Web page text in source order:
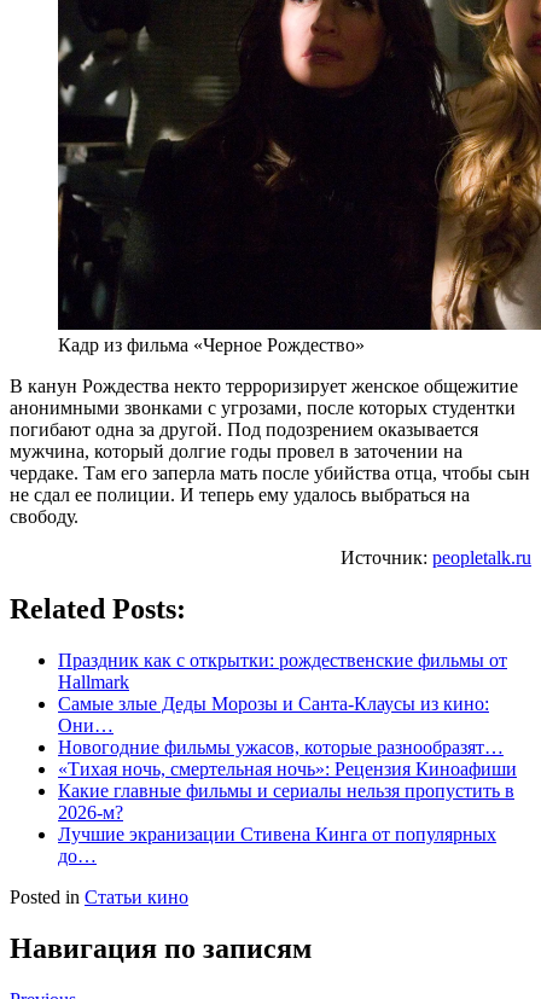
Кадр из фильма «Черное Рождество»
В канун Рождества некто терроризирует женское общежитие
анонимными звонками с угрозами, после которых студентки
погибают одна за другой. Под подозрением оказывается
мужчина, который долгие годы провел в заточении на
чердаке. Там его заперла мать после убийства отца, чтобы сын
не сдал ее полиции. И теперь ему удалось выбраться на
свободу.
Источник: peopletalk.ru
Related Posts:
Праздник как с открытки: рождественские фильмы от
Hallmark
Самые злые Деды Морозы и Санта-Клаусы из кино:
Они…
Новогодние фильмы ужасов, которые разнообразят…
«Тихая ночь, смертельная ночь»: Рецензия Киноафиши
Какие главные фильмы и сериалы нельзя пропустить в
2026-м?
Лучшие экранизации Стивена Кинга от популярных
до…
Posted in Статьи кино
Навигация по записям